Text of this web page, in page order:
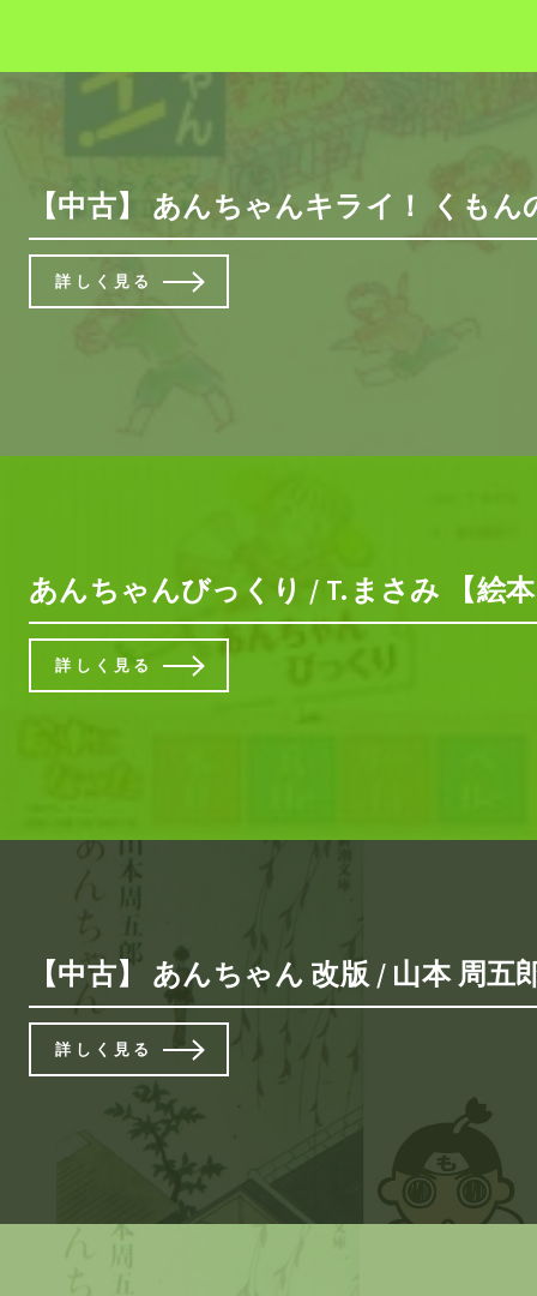
【中古】 あんちゃんキライ！ くも
詳しく見る
あんちゃんびっくり / T.まさみ 【絵
詳しく見る
【中古】 あんちゃん 改版 / 山本 周
詳しく見る